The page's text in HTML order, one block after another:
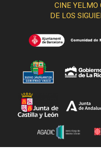
CINE YELMO
DE LOS